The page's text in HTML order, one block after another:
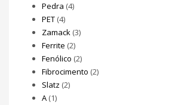
Pedra (4)
PET (4)
Zamack (3)
Ferrite (2)
Fenólico (2)
Fibrocimento (2)
Slatz (2)
A (1)